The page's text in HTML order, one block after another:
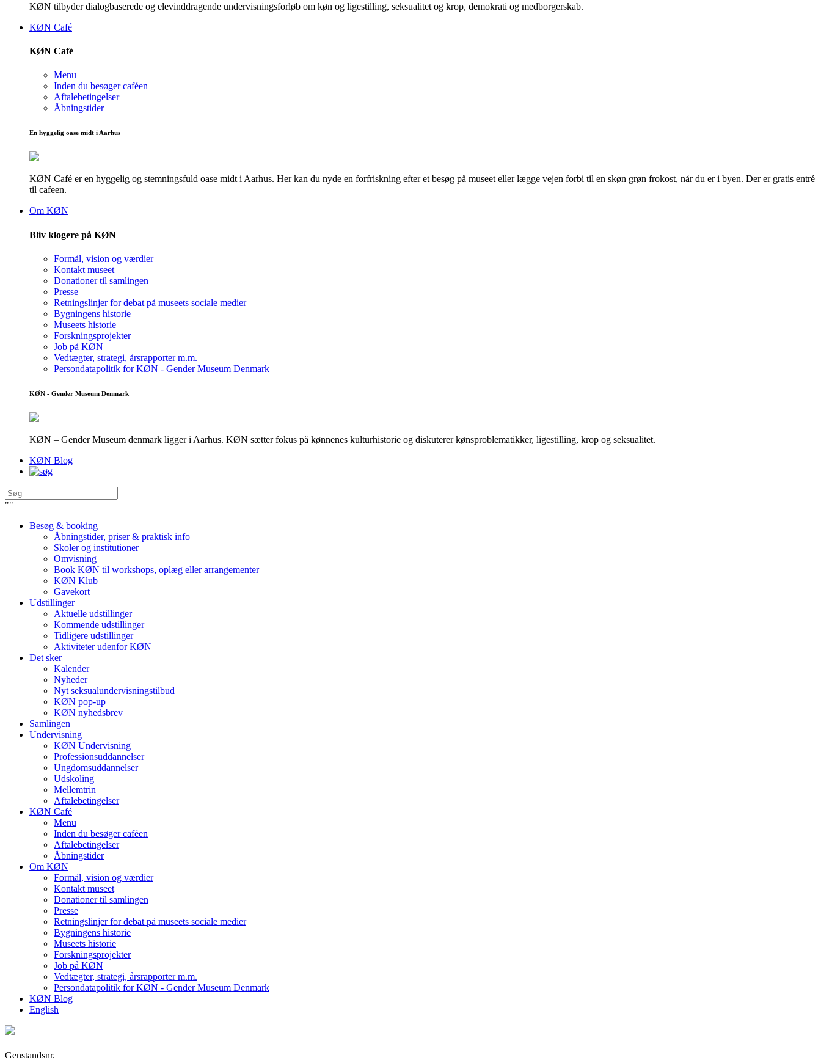
KØN tilbyder dialogbaserede og elevinddragende undervisningsforløb om køn og ligestilling, seksualitet og krop, demokrati og medborgerskab.
KØN Café
KØN Café
Menu
Inden du besøger caféen
Aftalebetingelser
Åbningstider
En hyggelig oase midt i Aarhus
KØN Café er en hyggelig og stemningsfuld oase midt i Aarhus. Her kan du nyde en forfriskning efter et besøg på museet eller lægge vejen forbi til en skøn grøn frokost, når du er i byen. Der er gratis entré
til cafeen.
Om KØN
Bliv klogere på KØN
Formål, vision og værdier
Kontakt museet
Donationer til samlingen
Presse
Retningslinjer for debat på museets sociale medier
Bygningens historie
Museets historie
Forskningsprojekter
Job på KØN
Vedtægter, strategi, årsrapporter m.m.
Persondatapolitik for KØN - Gender Museum Denmark
KØN - Gender Museum Denmark
KØN – Gender Museum denmark ligger i Aarhus. KØN sætter fokus på kønnenes kulturhistorie og diskuterer kønsproblematikker, ligestilling, krop og seksualitet.
KØN Blog
""
Besøg & booking
Åbningstider, priser & praktisk info
Skoler og institutioner
Omvisning
Book KØN til workshops, oplæg eller arrangementer
KØN Klub
Gavekort
Udstillinger
Aktuelle udstillinger
Kommende udstillinger
Tidligere udstillinger
Aktiviteter udenfor KØN
Det sker
Kalender
Nyheder
Nyt seksualundervisningstilbud
KØN pop-up
KØN nyhedsbrev
Samlingen
Undervisning
KØN Undervisning
Professionsuddannelser
Ungdomsuddannelser
Udskoling
Mellemtrin
Aftalebetingelser
KØN Café
Menu
Inden du besøger caféen
Aftalebetingelser
Åbningstider
Om KØN
Formål, vision og værdier
Kontakt museet
Donationer til samlingen
Presse
Retningslinjer for debat på museets sociale medier
Bygningens historie
Museets historie
Forskningsprojekter
Job på KØN
Vedtægter, strategi, årsrapporter m.m.
Persondatapolitik for KØN - Gender Museum Denmark
KØN Blog
English
Genstandsnr.